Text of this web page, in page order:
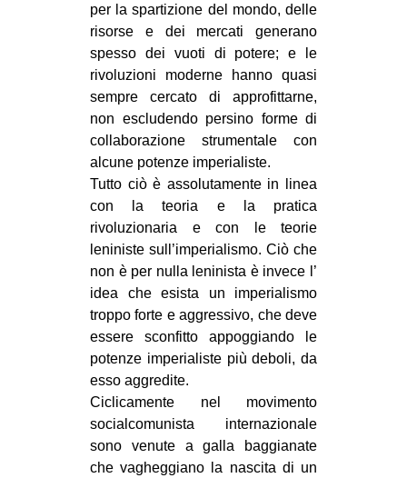
MILANO
SPAZI
SPORT POPOLARE
MOVIMENTI
AMBIENTE
ANTIFASCISMO
DIRITTO ALL’ABITARE
GENERI
MIGRAZIONI
PRECARIATO
REPRESSIONE
STUDENTI
CULTURE
ARTE
per la spartizione del mondo, delle
risorse e dei mercati generano
spesso dei vuoti di potere; e le
rivoluzioni moderne hanno quasi
sempre cercato di approfittarne,
non escludendo persino forme di
collaborazione strumentale con
alcune potenze imperialiste.
Tutto ciò è assolutamente in linea
con la teoria e la pratica
rivoluzionaria e con le teorie
leniniste sull’imperialismo. Ciò che
non è per nulla leninista è invece l’
idea che esista un imperialismo
troppo forte e aggressivo, che deve
essere sconfitto appoggiando le
potenze imperialiste più deboli, da
esso aggredite.
Ciclicamente nel movimento
socialcomunista internazionale
sono venute a galla baggianate
che vagheggiano la nascita di un